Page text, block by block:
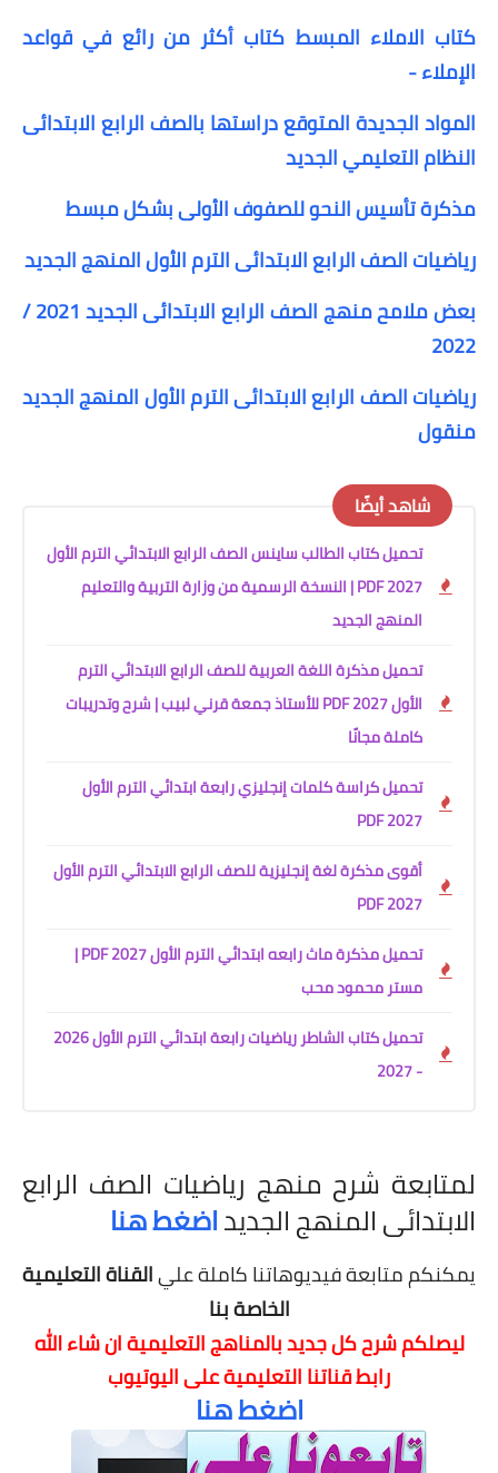
كتاب الاملاء المبسط كتاب أكثر من رائع في قواعد
الإملاء -
المواد الجديدة المتوقع دراستها بالصف الرابع الابتدائى
النظام التعليمي الجديد
مذكرة تأسيس النحو للصفوف الأولى بشكل مبسط
رياضيات الصف الرابع الابتدائى الترم الأول المنهج الجديد
بعض ملامح منهج الصف الرابع الابتدائى الجديد 2021 /
2022
رياضيات الصف الرابع الابتدائى الترم الأول المنهج الجديد
منقول
شاهد أيضًا
تحميل كتاب الطالب ساينس الصف الرابع الابتدائي الترم الأول
2027 PDF | النسخة الرسمية من وزارة التربية والتعليم
المنهج الجديد
تحميل مذكرة اللغة العربية للصف الرابع الابتدائي الترم
الأول 2027 PDF للأستاذ جمعة قرني لبيب | شرح وتدريبات
كاملة مجانًا
تحميل كراسة كلمات إنجليزي رابعة ابتدائي الترم الأول
2027 PDF
أقوى مذكرة لغة إنجليزية للصف الرابع الابتدائي الترم الأول
2027 PDF
تحميل مذكرة ماث رابعه ابتدائي الترم الأول 2027 PDF |
مستر محمود محب
تحميل كتاب الشاطر رياضيات رابعة ابتدائي الترم الأول 2026
- 2027
لمتابعة شرح منهج رياضيات الصف الرابع
الابتدائى المنهج الجديداضغط هنا
يمكنكم متابعة فيديوهاتنا كاملة عليالقناة التعليمية
الخاصة بنا
ليصلكم شرح كل جديد بالمناهج التعليميةان شاء الله
رابط قناتنا التعليمية على اليوتيوب
اضغط هنا